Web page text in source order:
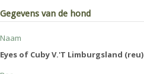
Gegevens van de hond
Naam
Eyes of Cuby V.'T Limburgsland (reu)